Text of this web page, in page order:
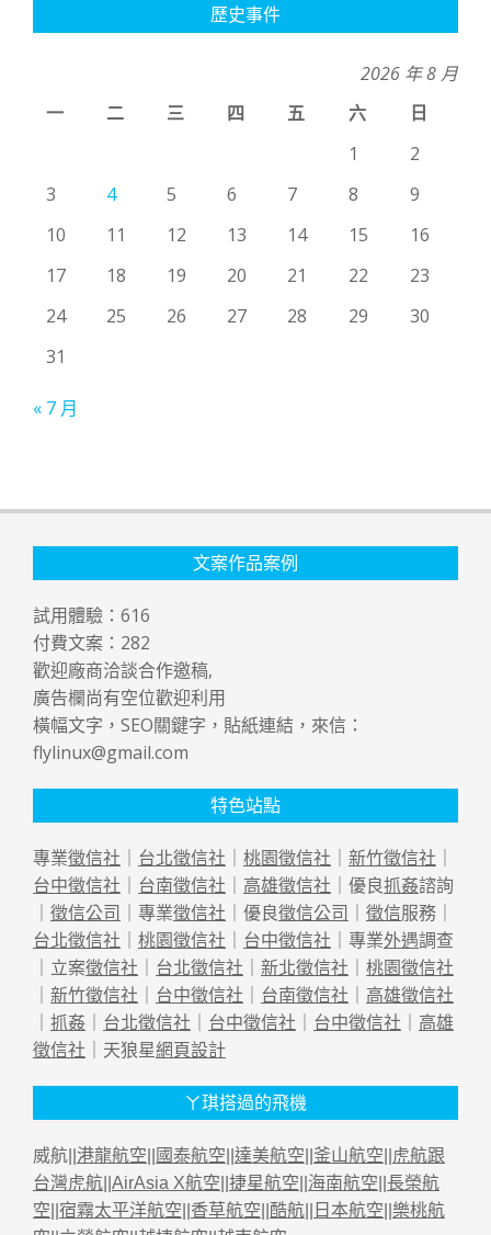
歷史事件
2026 年 8 月
一
二 三 四 五 六
日
1
2
3
4 5 6 7 8
9
10
11 12 13 14 15
16
17
18 19 20 21 22
23
24
25 26 27 28 29
30
31
« 7 月
文案作品案例
試用體驗： 616
付費文案： 282
歡迎廠商洽談合作邀稿,
廣告欄尚有空位歡迎利用
橫幅文字，SEO關鍵字，貼紙連結，來信：
flylinux@gmail.com
特色站點
專業徵信社 ｜ 台北徵信社 ｜ 桃園徵信社 ｜ 新竹徵信社 ｜
台中徵信社 ｜ 台南徵信社 ｜ 高雄徵信社 ｜優良抓姦諮詢
｜ 徵信公司 ｜專業徵信社 ｜優良徵信公司 ｜ 徵信服務｜
台北徵信社 ｜ 桃園徵信社 ｜ 台中徵信社 ｜專業外遇調查
｜立案徵信社 ｜ 台北徵信社 ｜ 新北徵信社 ｜ 桃園徵信社
｜ 新竹徵信社 ｜ 台中徵信社 ｜ 台南徵信社 ｜ 高雄徵信社
｜ 抓姦 ｜ 台北徵信社 ｜ 台中徵信社 ｜ 台中徵信社 ｜ 高雄
徵信社 ｜天狼星網頁設計
ㄚ琪搭過的飛機
威航|| 港龍航空 國泰航空 達美航空 釜山航空
虎航跟
台灣虎航 AirAsia X航空 捷星航空 海南航空 長榮航
空 宿霧太平洋航空 香草航空 酷航 日本航空 樂桃航